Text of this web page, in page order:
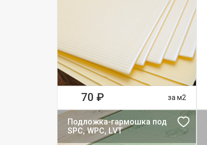
70 ₽ за м2
Подложка-гармошка под
SPC, WPC, LVT